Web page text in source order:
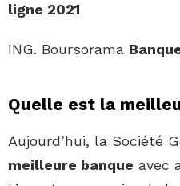
ligne 2021
ING. Boursorama
Quelle est la
Aujourd’hui, la Société
meilleure banque avec